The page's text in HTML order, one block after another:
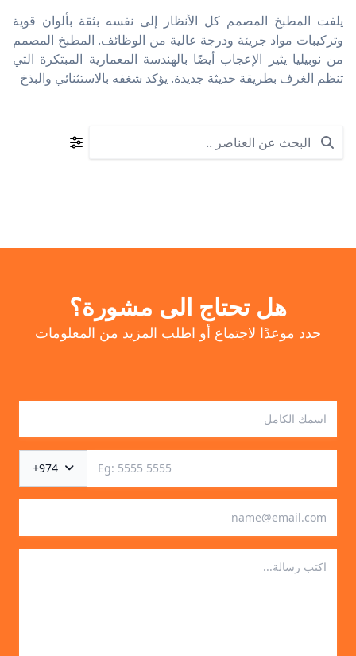
يلفت المطبخ المصمم كل الأنظار إلى نفسه بثقة بألوان قوية
وتركيبات مواد جريئة ودرجة عالية من الوظائف. المطبخ المصمم
من نوبيليا يثير الإعجاب أيضًا بالهندسة المعمارية المبتكرة التي
تنظم الغرف بطريقة حديثة جديدة. يؤكد شغفه بالاستثنائي والبذخ
Search
هل تحتاج الى مشورة؟
حدد موعدًا لاجتماع أو اطلب المزيد من المعلومات
+974